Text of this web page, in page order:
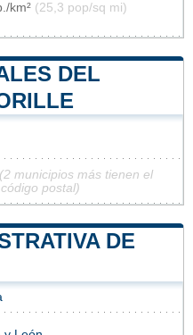
km² (25,3 pop/sq mi)
DEL
(2 municipios más tienen el
postal)
DE